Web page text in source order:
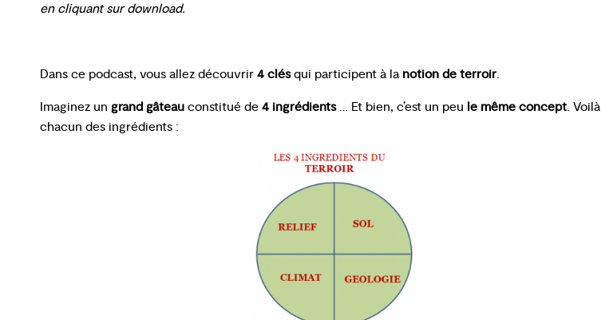
en cliquant sur download.
Dans ce podcast, vous allez découvrir 4 clésqui participent à la notion de terroir.
Imaginez un grand gâteau constitué de 4 ingrédients… Et bien, c’est un peu le même concept. Voilà
chacun des ingrédients :